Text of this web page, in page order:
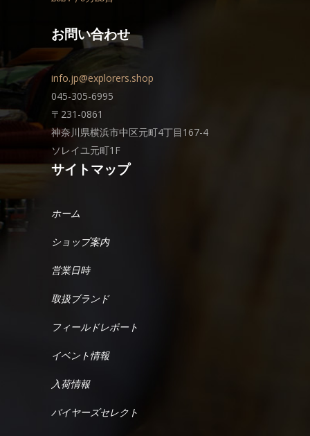
お問い合わせ
info.jp@explorers.shop
045-305-6995
〒231-0861
神奈川県横浜市中区元町4丁目167-4
ソレイユ元町1F
サイトマップ
ホーム
ショップ案内
営業日時
取扱ブランド
フィールドレポート
イベント情報
入荷情報
バイヤーズセレクト